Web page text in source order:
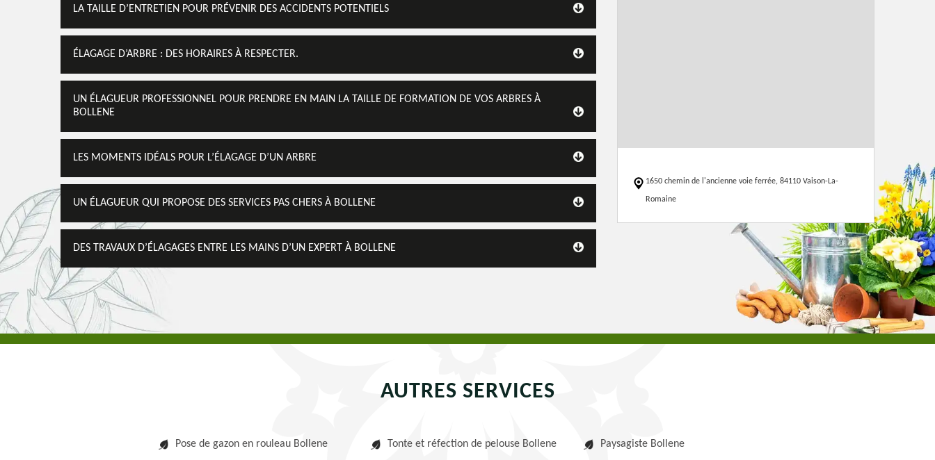
LA TAILLE D’ENTRETIEN POUR PRÉVENIR DES ACCIDENTS POTENTIELS
ÉLAGAGE D’ARBRE : DES HORAIRES À RESPECTER.
UN ÉLAGUEUR PROFESSIONNEL POUR PRENDRE EN MAIN LA TAILLE DE FORMATION DE VOS ARBRES À
BOLLENE
LES MOMENTS IDÉALS POUR L’ÉLAGAGE D’UN ARBRE
UN ÉLAGUEUR QUI PROPOSE DES SERVICES PAS CHERS À BOLLENE
DES TRAVAUX D’ÉLAGAGES ENTRE LES MAINS D’UN EXPERT À BOLLENE
1650 chemin de l'ancienne voie ferrée, 84110 Vaison-La-
Romaine
AUTRES SERVICES
Pose de gazon en rouleau Bollene Tonte et réfection de pelouse Bollene Paysagiste Bollene